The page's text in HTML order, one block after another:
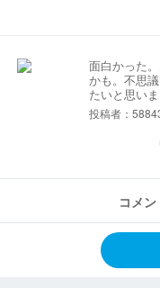
面白かった
かも。不思
たいと思いま
投稿者：
コメ